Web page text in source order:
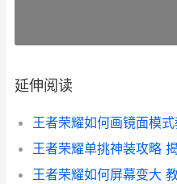
延伸阅读